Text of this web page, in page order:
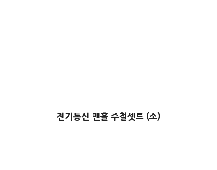
전기통신 맨홀 주철셋트 (소)